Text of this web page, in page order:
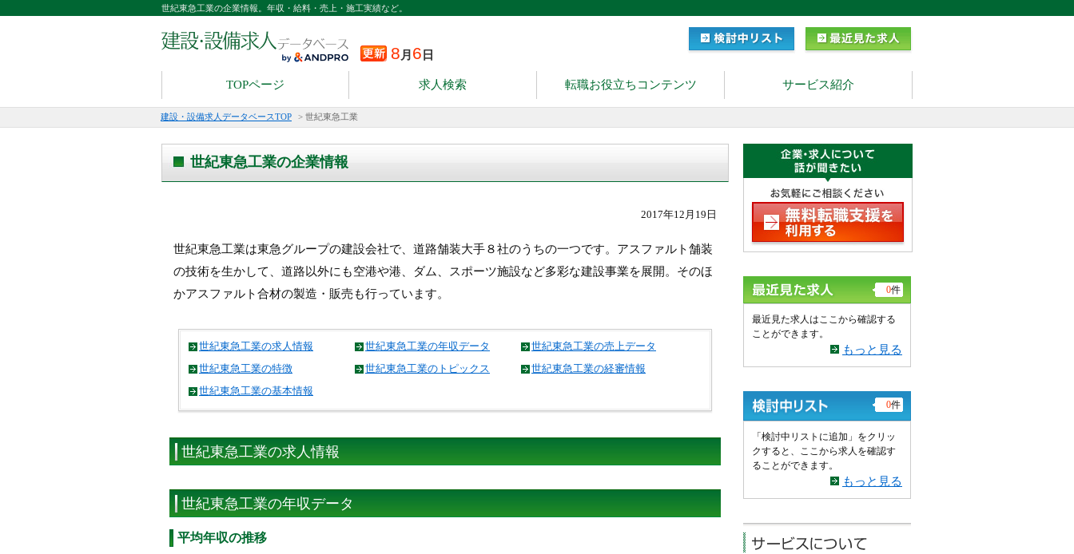
世紀東急工業の企業情報。年収・給料・売上・施工実績など。
8 月 6 日
TOPページ 求人検索 転職お役立ちコンテンツ サービス紹介
建設・設備求人データベースTOP > 世紀東急工業
世紀東急工業の企業情報
2017年12月19日
世紀東急工業は東急グループの建設会社で、道路舗装大手８社のうちの一つです。アスファルト舗装
の技術を生かして、道路以外にも空港や港、ダム、スポーツ施設など多彩な建設事業を展開。そのほ
かアスファルト合材の製造・販売も行っています。
世紀東急工業の求人情報 世紀東急工業の年収データ
世紀東急工業の売上データ
世紀東急工業の特徴
世紀東急工業のトピックス
世紀東急工業の経審情報
世紀東急工業の基本情報
世紀東急工業の求人情報
世紀東急工業の年収データ
平均年収の推移
0件
最近見た求人はここから確認する
ことができます。
もっと見る
0件
「検討中リストに追加」をクリッ
クすると、ここから求人を確認す
ることができます。
もっと見る